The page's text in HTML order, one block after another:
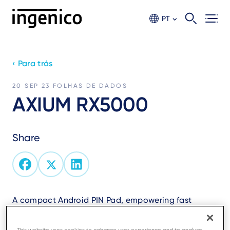
PT
‹ Para trás
20 SEP 23 FOLHAS DE DADOS
AXIUM RX5000
Share
A compact Android PIN Pad, empowering fast
checkout and flawless user experience thanks to its
4’’ screen, large keypad and high-speed processing.